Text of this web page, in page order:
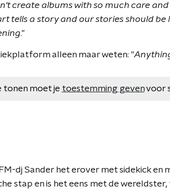
create albums with so much care
tells a story and our stories should be
."
alleen maar weten: "
tonen moet je toestemming gevenvoor
dj Sander het erover met sidekick en
stap en is het eens met de